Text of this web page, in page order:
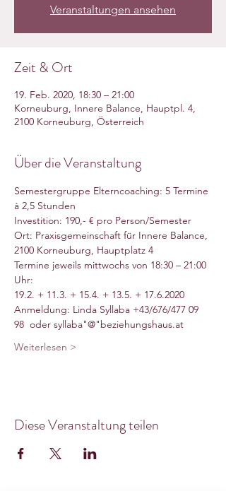
Veranstaltungen ansehen
Zeit & Ort
19. Feb. 2020, 18:30 – 21:00
Korneuburg, Innere Balance, Hauptpl. 4,
2100 Korneuburg, Österreich
Über die Veranstaltung
Semestergruppe Elterncoaching: 5 Termine
à 2,5 Stunden
Investition: 190,- € pro Person/Semester
Ort: Praxisgemeinschaft für Innere Balance,
2100 Korneuburg, Hauptplatz 4
Termine jeweils mittwochs von 18:30 – 21:00
Uhr:
19.2. + 11.3. + 15.4. + 13.5. + 17.6.2020
Anmeldung: Linda Syllaba +43/676/477 09
98  oder syllaba"@"beziehungshaus.at
Weiterlesen >
Diese Veranstaltung teilen